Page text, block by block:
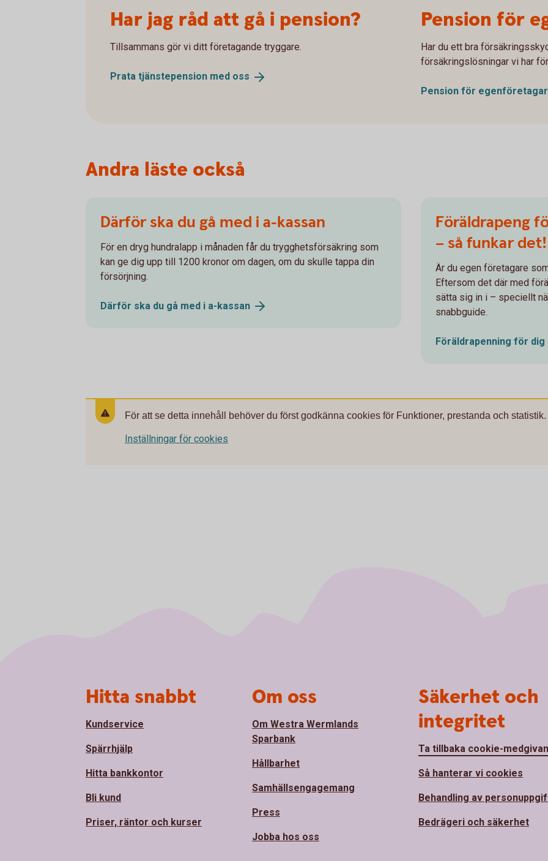
Har jag råd att gå i pension?
Tillsammans gör vi ditt företagande tryggare.
Prata tjänstepension med oss
Pension för
Har du ett bra
försäkringslösningar vi har
Pension för
Andra läste också
Därför ska du gå med i a-kassan
För en dryg hundralapp i månaden får du trygghetsförsäkring som
kan ge dig upp till 1200 kronor om dagen, om du skulle tappa din
försörjning.
Därför ska du gå med i a-kassan
Föräldrapeng
– så funkar det!
Är du egen företagare
Eftersom det där med
sätta sig in i – speciellt
snabbguide.
Föräldrapenning för
För att se detta innehåll behöver du först godkänna cookies för Funktioner, prestanda och statistik.
Inställningar för cookies
Hitta snabbt
Kundservice
Spärrhjälp
Hitta bankkontor
Bli kund
Priser, räntor och kurser
Om oss
Om Westra Wermlands
Sparbank
Hållbarhet
Samhällsengagemang
Press
Jobba hos oss
Säkerhet och
integritet
Ta tillbaka cookie-
Så hanterar vi cookies
Behandling av
Bedrägeri och säkerhet